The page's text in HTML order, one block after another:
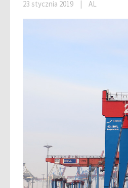
23 stycznia 2019 | AL